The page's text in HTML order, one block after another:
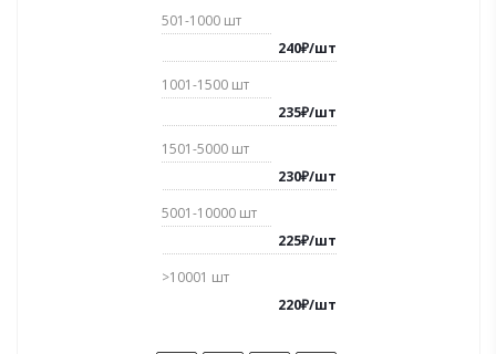
501-1000 шт
240₽/шт
1001-1500 шт
235₽/шт
1501-5000 шт
230₽/шт
5001-10000 шт
225₽/шт
>10001 шт
220₽/шт